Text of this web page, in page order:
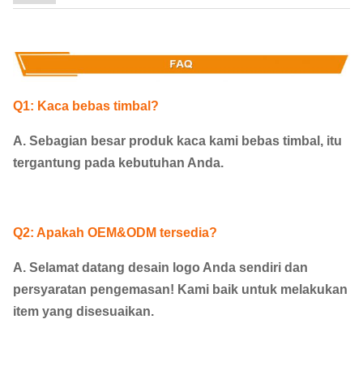
Q1: Kaca bebas timbal?
A. Sebagian besar produk kaca kami bebas timbal, itu
tergantung pada kebutuhan Anda.
Q2: Apakah OEM&ODM tersedia?
A. Selamat datang desain logo Anda sendiri dan
persyaratan pengemasan! Kami baik untuk melakukan
item yang disesuaikan.